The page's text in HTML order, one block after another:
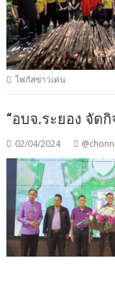
โฟกัสข่าวเด่น
“อบจ.ระยอง จัด
02/04/2024